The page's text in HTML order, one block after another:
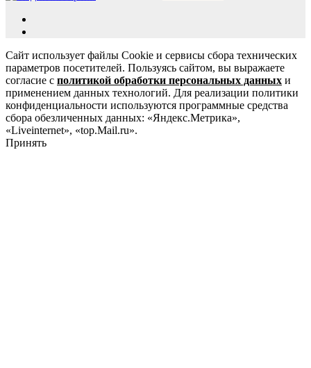
Сайт использует файлы Cookie и сервисы сбора технических
параметров посетителей. Пользуясь сайтом, вы выражаете
согласие с политикой обработки персональных данных и
применением данных технологий. Для реализации политики
конфиденциальности используются программные средства
сбора обезличенных данных: «Яндекс.Метрика»,
«Liveinternet», «top.Mail.ru».
Принять